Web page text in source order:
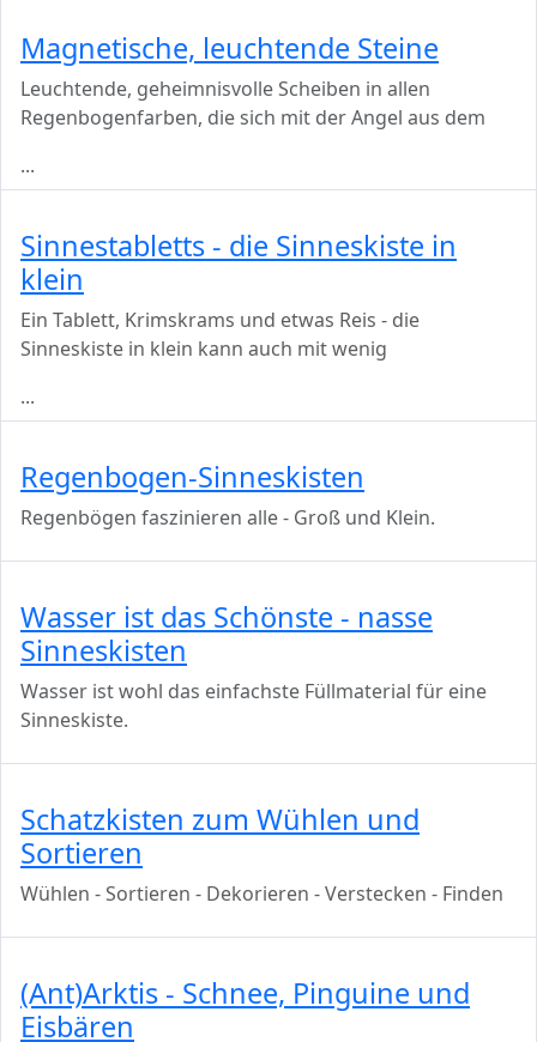
Magnetische, leuchtende Steine
Leuchtende, geheimnisvolle Scheiben in allen
Regenbogenfarben, die sich mit der Angel aus dem
...
Sinnestabletts - die Sinneskiste in
klein
Ein Tablett, Krimskrams und etwas Reis - die
Sinneskiste in klein kann auch mit wenig
...
Regenbogen-Sinneskisten
Regenbögen faszinieren alle - Groß und Klein.
Wasser ist das Schönste - nasse
Sinneskisten
Wasser ist wohl das einfachste Füllmaterial für eine
Sinneskiste.
Schatzkisten zum Wühlen und
Sortieren
Wühlen - Sortieren - Dekorieren - Verstecken - Finden
(Ant)Arktis - Schnee, Pinguine und
Eisbären